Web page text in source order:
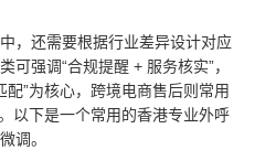
，还需要根据行业差异设计对应
可强调“合规提醒 + 服务核实”，
”为核心，跨境电商售后则常用
以下是一个常用的香港专业外呼
调。